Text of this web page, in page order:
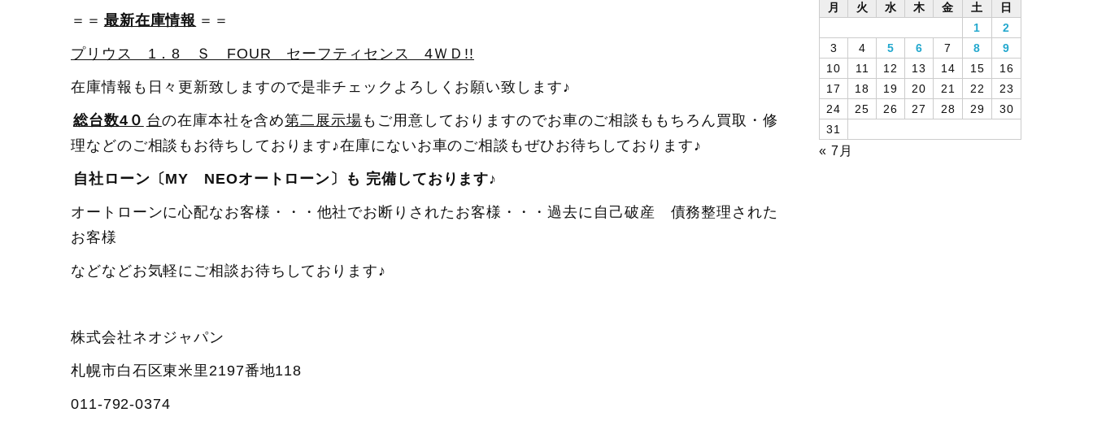
＝＝ 最新在庫情報 ＝＝
プリウス 1．8 Ｓ FOUR セーフティセンス 4ＷＤ!!
在庫情報も日々更新致しますので是非チェックよろしくお願い致します♪
総台数4０ 台の在庫本社を含め第二展示場 もご用意しておりますのでお車のご相談ももちろん買取・修
理などのご相談もお待ちしております♪在庫にないお車のご相談もぜひお待ちしております♪
自社ローン〔MY NEOオートローン〕も 完備しております♪
オートローンに心配なお客様・・・他社でお断りされたお客様・・・過去に自己破産 債務整理された
お客様
などなどお気軽にご相談お待ちしております♪
株式会社ネオジャパン
札幌市白石区東米里2197番地118
011‐792‐0374
月 火 水 木 金 土
日
1
2
3
4 5 6 7 8
9
10
11 12 13 14 15
16
17
18 19 20 21 22
23
24
25 26 27 28 29
30
31
« 7月